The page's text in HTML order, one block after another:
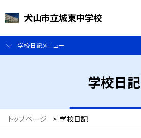
犬山市立城東中学校
学校日記メニュー
学校日記
トップページ > 学校日記